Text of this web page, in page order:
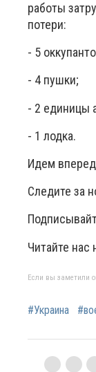
работы
потери:
- 5
- 4 пушки;
- 2 единицы
- 1 лодка.
Идем
Следите за
Читайте нас
Если вы заметили
#Украина